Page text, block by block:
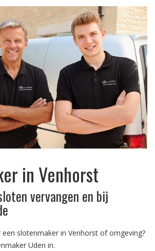
in Venhorst
vervangen en bij
slotenmaker in Venhorst of omgeving?
Uden in.